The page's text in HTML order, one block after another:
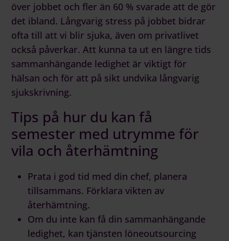
över jobbet och fler än 60 % svarade att de gör
det ibland. Långvarig stress på jobbet bidrar
ofta till att vi blir sjuka, även om privatlivet
också påverkar. Att kunna ta ut en längre tids
sammanhängande ledighet är viktigt för
hälsan och för att på sikt undvika långvarig
sjukskrivning.
Tips på hur du kan få
semester med utrymme för
vila och återhämtning
Prata i god tid med din chef, planera
tillsammans. Förklara vikten av
återhämtning.
Om du inte kan få din sammanhängande
ledighet, kan tjänsten löneoutsourcing